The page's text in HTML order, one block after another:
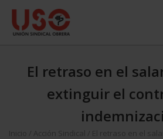
El retraso en el
extinguir el
Inicio Acción Sindical
El retraso en el